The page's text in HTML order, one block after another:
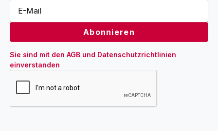
Sie sind mit den AGB und Datenschutzrichtlinien
einverstanden